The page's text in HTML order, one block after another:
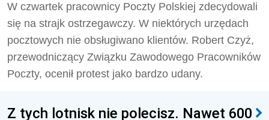
W czwartek pracownicy Poczty Polskiej zdecydowali
się na strajk ostrzegawczy. W niektórych urzędach
pocztowych nie obsługiwano klientów. Robert Czyż,
przewodniczący Związku Zawodowego Pracowników
Poczty, ocenił protest jako bardzo udany.
Z tych lotnisk nie polecisz. Nawet 600